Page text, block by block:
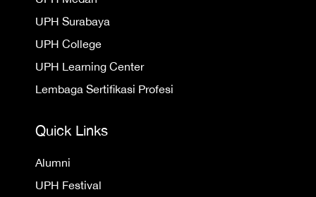
UPH Surabaya
UPH College
UPH Learning Center
Lembaga Sertifikasi Profesi
Quick Links
Alumni
UPH Festival